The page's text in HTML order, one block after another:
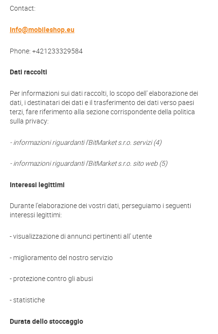
Contact:
Info@mobileshop.eu
Phone: +421233329584
Dati raccolti
Per informazioni sui dati raccolti, lo scopo dell' elaborazione dei
dati, i destinatari dei dati e il trasferimento dei dati verso paesi
terzi, fare riferimento alla sezione corrispondente della politica
sulla privacy:
- informazioni riguardanti l'BitMarket s.r.o. servizi (4)
- informazioni riguardanti l'BitMarket s.r.o. sito web (5)
Interessi legittimi
Durante l'elaborazione dei vostri dati, perseguiamo i seguenti
interessi legittimi:
- visualizzazione di annunci pertinenti all' utente
- miglioramento del nostro servizio
- protezione contro gli abusi
- statistiche
Durata dello stoccaggio